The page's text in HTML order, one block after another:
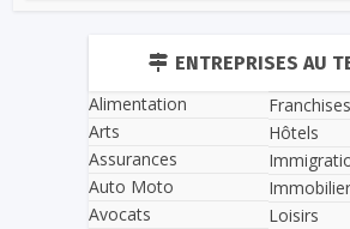
ENTREPRISES AU
Alimentation
Arts
Assurances
Auto Moto
Avocats
Franchises
Hôtels
Immobilier
Loisirs